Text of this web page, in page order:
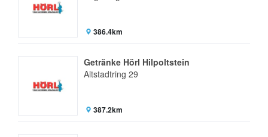
386.4km
Getränke Hörl Hilpoltstein
Altstadtring 29
387.2km